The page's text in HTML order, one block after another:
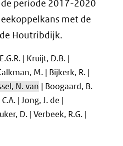
periode 2017-2020
met de
de Houtribdijk.
| Kruijt, D.B. |
M. | Bijkerk, R. |
N. van | Boogaard, B.
| Jong, J. de |
D. | Verbeek, R.G. |